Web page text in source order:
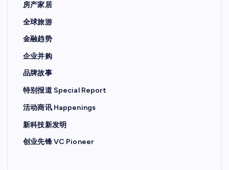
房产家居
全球旅游
金融趋势
企业并购
品牌故事
特别报道 Special Report
活动商讯 Happenings
新科技新发明
创业先锋 VC Pioneer